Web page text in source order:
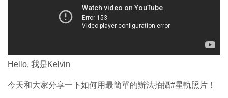
Hello, 我是Kelvin
今天和大家分享一下如何用最簡單的辦法拍攝#星軌照片！